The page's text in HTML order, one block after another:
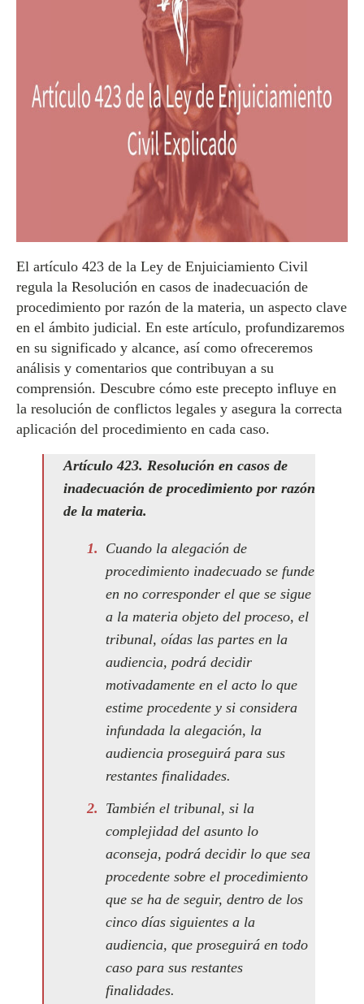
El artículo 423 de la Ley de Enjuiciamiento Civil
regula la Resolución en casos de inadecuación de
procedimiento por razón de la materia, un aspecto clave
en el ámbito judicial. En este artículo, profundizaremos
en su significado y alcance, así como ofreceremos
análisis y comentarios que contribuyan a su
comprensión. Descubre cómo este precepto influye en
la resolución de conflictos legales y asegura la correcta
aplicación del procedimiento en cada caso.
Artículo 423. Resolución en casos de
inadecuación de procedimiento por razón
de la materia.
Cuando la alegación de
procedimiento inadecuado se funde
en no corresponder el que se sigue
a la materia objeto del proceso, el
tribunal, oídas las partes en la
audiencia, podrá decidir
motivadamente en el acto lo que
estime procedente y si considera
infundada la alegación, la
audiencia proseguirá para sus
restantes finalidades.
También el tribunal, si la
complejidad del asunto lo
aconseja, podrá decidir lo que sea
procedente sobre el procedimiento
que se ha de seguir, dentro de los
cinco días siguientes a la
audiencia, que proseguirá en todo
caso para sus restantes
finalidades.